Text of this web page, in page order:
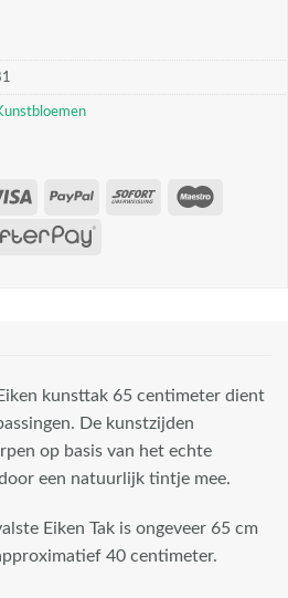
kunsttak 65 centimeter dient
De kunstzijden
op basis van het echte
een natuurlijk tintje mee.
Eiken Tak is ongeveer 65 cm
40 centimeter.